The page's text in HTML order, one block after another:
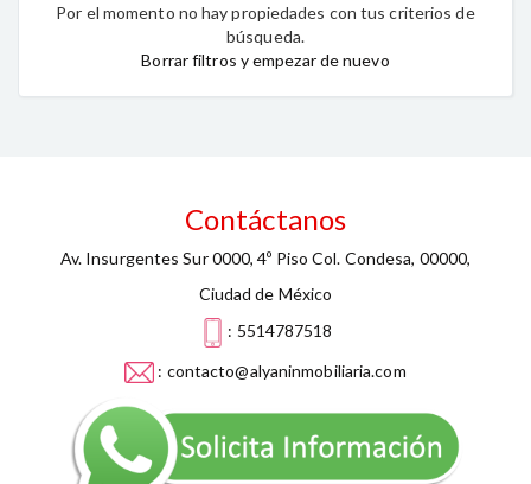
Por el momento no hay propiedades con tus criterios de
búsqueda.
Borrar filtros y empezar de nuevo
Contáctanos
Av. Insurgentes Sur 0000, 4º Piso Col. Condesa, 00000,
Ciudad de México
: 5514787518
: contacto@alyaninmobiliaria.com